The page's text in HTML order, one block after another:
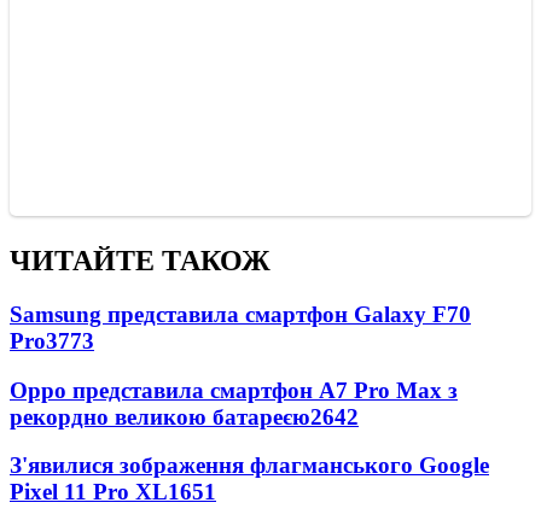
ЧИТАЙТЕ ТАКОЖ
Samsung представила смартфон Galaxy F70
Pro3773
Oppo представила смартфон A7 Pro Max з
рекордно великою батареєю2642
З'явилися зображення флагманського Google
Pixel 11 Pro XL1651